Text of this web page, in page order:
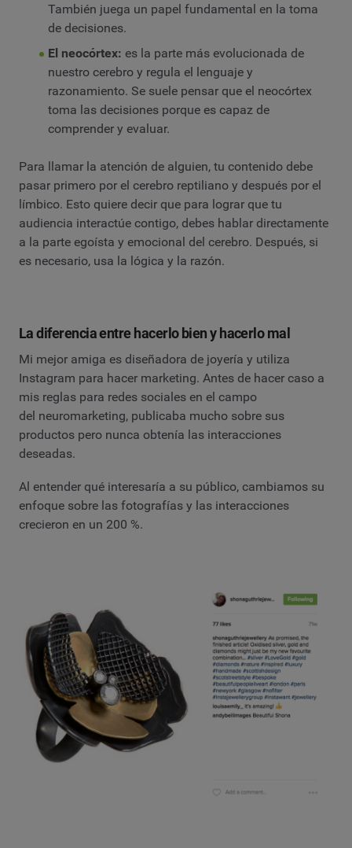
También juega un papel fundamental en la toma
de decisiones.
El neocórtex: es la parte más evolucionada de
nuestro cerebro y regula el lenguaje y
razonamiento. Se suele pensar que el neocórtex
toma las decisiones porque es capaz de
comprender y evaluar.
Para llamar la atención de alguien, tu contenido debe
pasar primero por el cerebro reptiliano y después por el
límbico. Esto quiere decir que para lograr que tu
audiencia interactúe contigo, debes hablar directamente
a la parte egoísta y emocional del cerebro. Después, si
es necesario, usa la lógica y la razón.
La diferencia entre hacerlo bien y hacerlo mal
Mi mejor amiga es diseñadora de joyería y utiliza
Instagram para hacer marketing. Antes de hacer caso a
mis reglas para redes sociales en el campo
del neuromarketing, publicaba mucho sobre sus
productos pero nunca obtenía las interacciones
deseadas.
Al entender qué interesaría a su público, cambiamos su
enfoque sobre las fotografías y las interacciones
crecieron en un 200 %.